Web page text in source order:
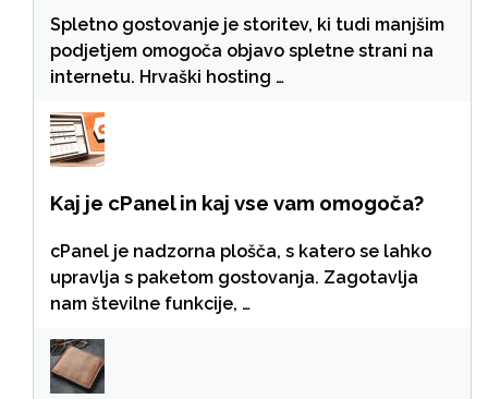
Spletno gostovanje je storitev, ki tudi manjšim
podjetjem omogoča objavo spletne strani na
internetu. Hrvaški hosting …
Kaj je cPanel in kaj vse vam omogoča?
cPanel je nadzorna plošča, s katero se lahko
upravlja s paketom gostovanja. Zagotavlja
nam številne funkcije, …